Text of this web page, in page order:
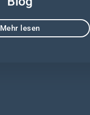
Mehr lesen